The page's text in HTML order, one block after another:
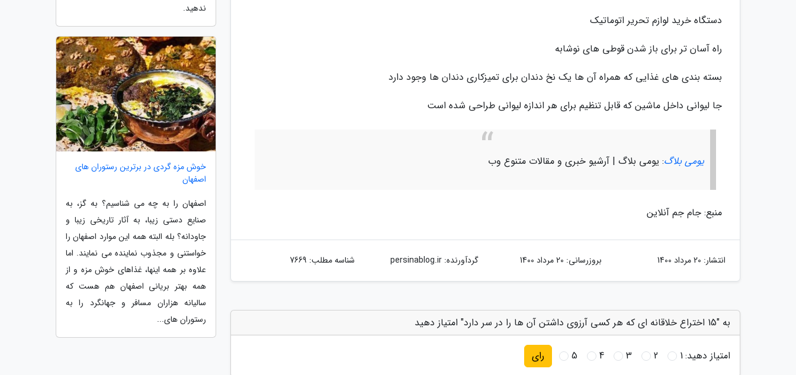
دستگاه خرید لوازم تحریر اتوماتیک
راه آسان تر برای باز شدن قوطی های نوشابه
بسته بندی های غذایی که همراه آن ها یک نخ دندان برای تمیزکاری دندان ها وجود دارد
جا لیوانی داخل ماشین که قابل تنظیم برای هر اندازه لیوانی طراحی شده است
یومی بلاگ: یومی بلاگ | آرشیو خبری و مقالات متنوع وب
منبع: جام جم آنلاین
انتشار: 20 مرداد 1400 بروزرسانی: 20 مرداد 1400 گردآورنده:persinablog.ir شناسه مطلب: 7669
به "15 اختراع خلاقانه ای که هر کسی آرزوی داشتن آن ها را در سر دارد" امتیاز دهید
امتیاز دهید:1
2
3
4
5 رای
ندهید.
خوش مزه گردی در برترین رستوران های
اصفهان
اصفهان را به چه می شناسیم؟ به گز، به
صنایع دستی زیبا، به آثار تاریخی زیبا و
جاودانه؟ بله البته همه این موارد اصفهان را
خواستنی و مجذوب نماینده می نمایند. اما
علاوه بر همه اینها، غذاهای خوش مزه و از
همه بهتر بریانی اصفهان هم هست که
سالیانه هزاران مسافر و جهانگرد را به
رستوران های...